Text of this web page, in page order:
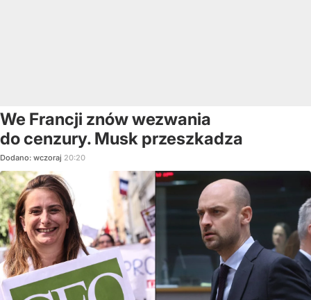
We Francji znów wezwania
do cenzury. Musk przeszkadza
Dodano: wczoraj 20:20